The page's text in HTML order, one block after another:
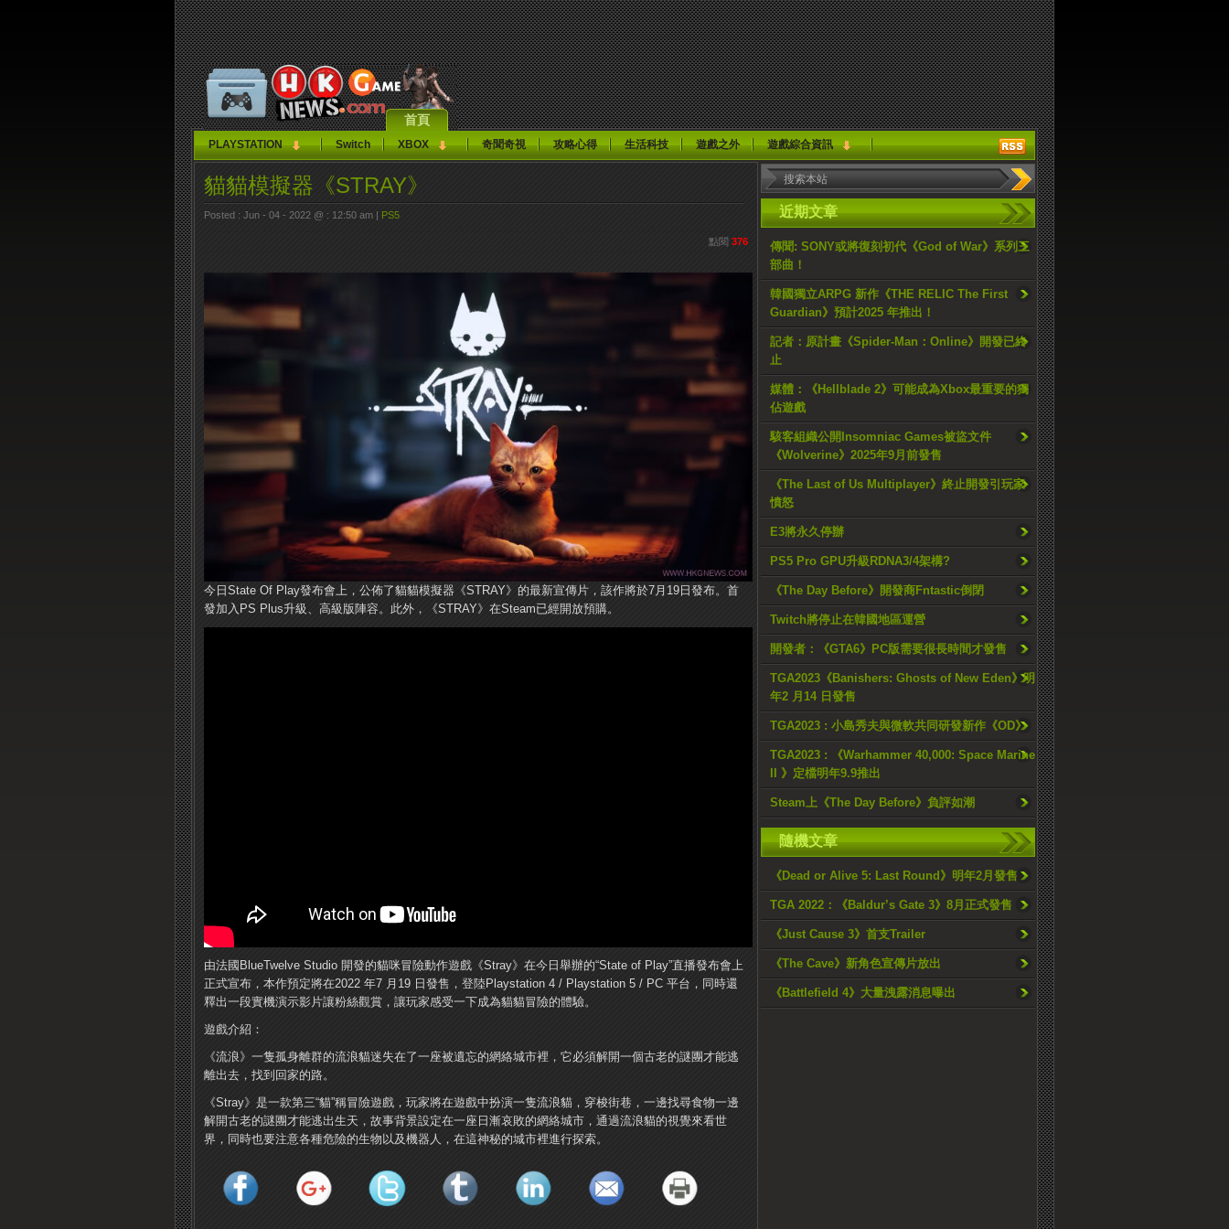
首頁
PLAYSTATION Switch XBOX 奇聞奇視 攻略心得 生活科技 遊戲之外 遊戲綜合資訊
近期文章
傳聞: SONY或將復刻初代《God of War》系列三
部曲！
韓國獨立ARPG 新作《THE RELIC The First
Guardian》預計2025 年推出！
記者：原計畫《Spider-Man：Online》開發已終
止
媒體：《Hellblade 2》可能成為Xbox最重要的獨
佔遊戲
駭客組織公開Insomniac Games被盜文件
《Wolverine》2025年9月前發售
《The Last of Us Multiplayer》終止開發引玩家
憤怒
E3將永久停辦
PS5 Pro GPU升級RDNA3/4架構?
《The Day Before》開發商Fntastic倒閉
Twitch將停止在韓國地區運營
開發者：《GTA6》PC版需要很長時間才發售
TGA2023《Banishers: Ghosts of New Eden》明
年2 月14 日發售
TGA2023 : 小島秀夫與微軟共同研發新作《OD》
TGA2023 : 《Warhammer 40,000: Space Marine
II 》定檔明年9.9推出
Steam上《The Day Before》負評如潮
隨機文章
《Dead or Alive 5: Last Round》明年2月發售
TGA 2022：《Baldur’s Gate 3》8月正式發售
《Just Cause 3》首支Trailer
《The Cave》新角色宣傳片放出
《Battlefield 4》大量洩露消息曝出
貓貓模擬器《STRAY》
Posted : Jun - 04 - 2022 @ : 12:50 am | PS5
點閱 376
今日State Of Play發布會上，公佈了貓貓模擬器《STRAY》的最新宣傳片，該作將於7月19日發布。首
發加入PS Plus升級、高級版陣容。此外，《STRAY》在Steam已經開放預購。
由法國BlueTwelve Studio 開發的貓咪冒險動作遊戲《Stray》在今日舉辦的“State of Play”直播發布會上
正式宣布，本作預定將在2022 年7 月19 日發售，登陸Playstation 4 / Playstation 5 / PC 平台，同時還
釋出一段實機演示影片讓粉絲觀賞，讓玩家感受一下成為貓貓冒險的體驗。
遊戲介紹：
《流浪》一隻孤身離群的流浪貓迷失在了一座被遺忘的網絡城市裡，它必須解開一個古老的謎團才能逃
離出去，找到回家的路。
《Stray》是一款第三“貓”稱冒險遊戲，玩家將在遊戲中扮演一隻流浪貓，穿梭街巷，一邊找尋食物一邊
解開古老的謎團才能逃出生天，故事背景設定在一座日漸哀敗的網絡城市，通過流浪貓的視覺來看世
界，同時也要注意各種危險的生物以及機器人，在這神秘的城市裡進行探索。